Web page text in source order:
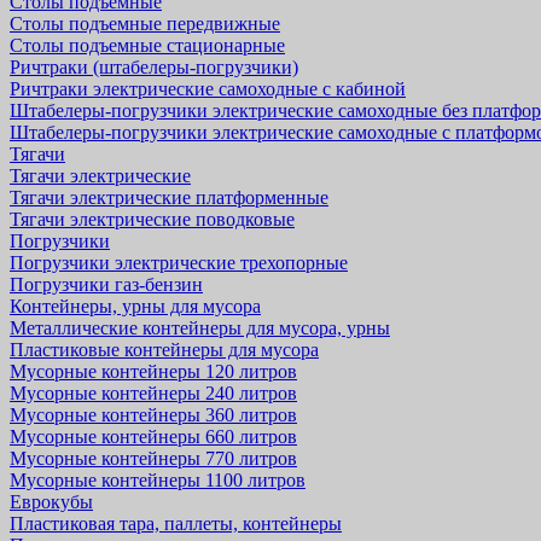
Столы подъемные передвижные
Столы подъемные стационарные
Ричтраки (штабелеры-погрузчики)
Ричтраки электрические самоходные с кабиной
Штабелеры-погрузчики электрические самоходные без
Штабелеры-погрузчики электрические самоходные с
Тягачи
Тягачи электрические
Тягачи электрические платформенные
Тягачи электрические поводковые
Погрузчики
Погрузчики электрические трехопорные
Погрузчики газ-бензин
Контейнеры, урны для мусора
Металлические контейнеры для мусора, урны
Пластиковые контейнеры для мусора
Мусорные контейнеры 120 литров
Мусорные контейнеры 240 литров
Мусорные контейнеры 360 литров
Мусорные контейнеры 660 литров
Мусорные контейнеры 770 литров
Мусорные контейнеры 1100 литров
Еврокубы
Пластиковая тара, паллеты, контейнеры